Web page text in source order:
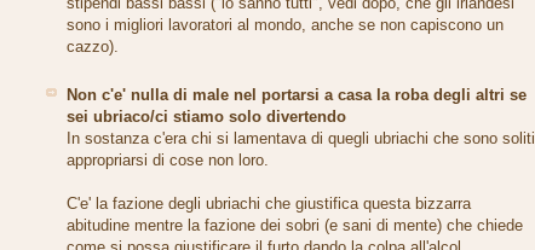
sono i migliori lavoratori al mondo, anche se non capiscono un
cazzo).
Non c'e' nulla di male nel portarsi a casa la roba degli altri se
sei ubriaco/ci stiamo solo divertendo
In sostanza c'era chi si lamentava di quegli ubriachi che sono soliti
appropriarsi di cose non loro.
C'e' la fazione degli ubriachi che giustifica questa bizzarra
abitudine mentre la fazione dei sobri (e sani di mente) che chiede